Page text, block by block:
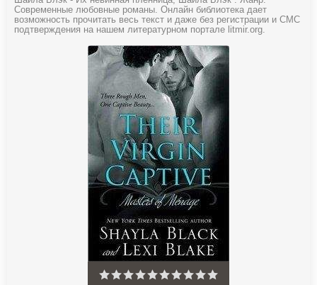
Современные любовные романы. Онлайн библиотека дает
возможность прочитать весь текст и даже без регистрации и СМС
подтверждения на нашем литературном портале litmir.org.